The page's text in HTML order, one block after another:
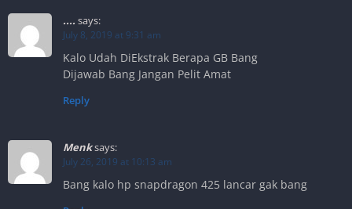
....says:
July 8, 2019 at 9:31 am
Kalo Udah DiEkstrak Berapa GB Bang
Dijawab Bang Jangan Pelit Amat
Reply
Menksays:
July 26, 2019 at 10:13 am
Bang kalo hp snapdragon 425 lancar gak bang